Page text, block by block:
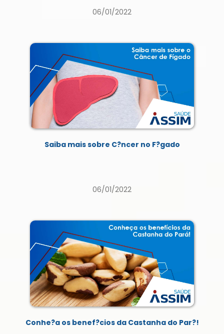
06/01/2022
Saiba mais sobre C?ncer no F?gado
06/01/2022
Conhe?a os benef?cios da Castanha do Par?!